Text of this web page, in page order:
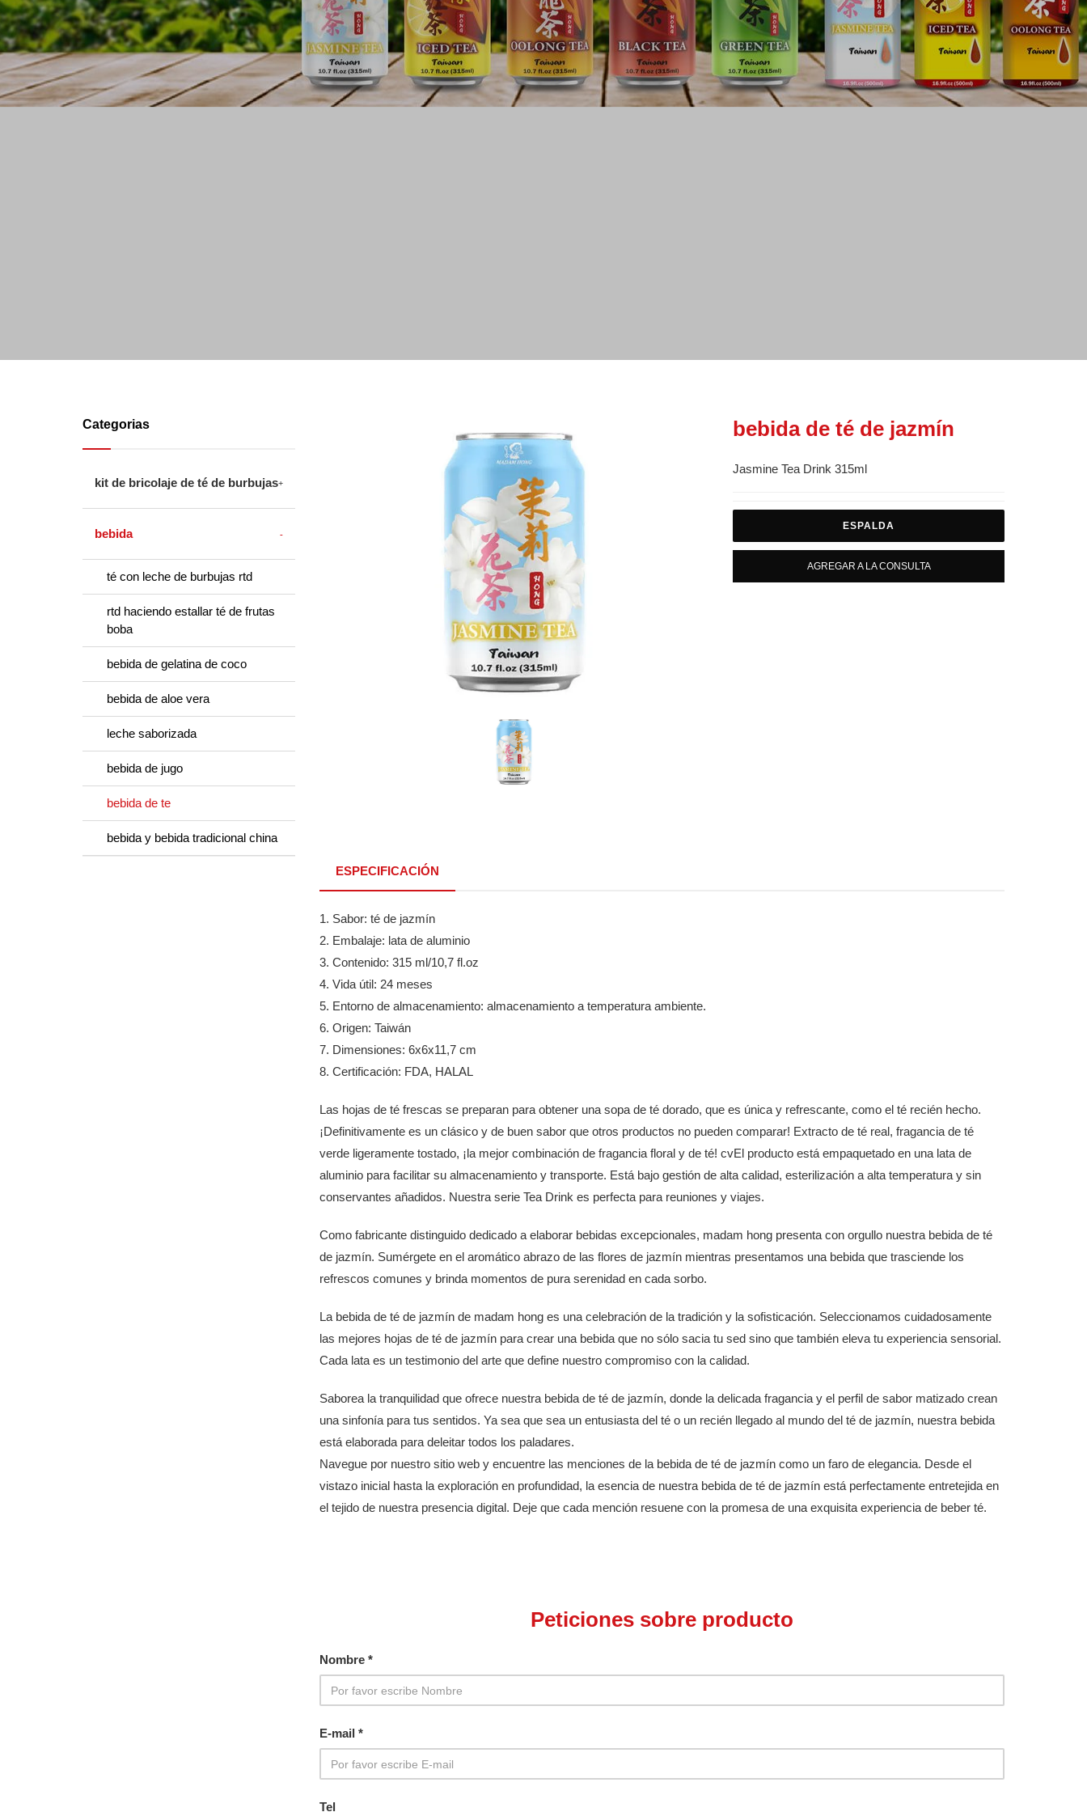
Categorias
kit de bricolaje de té de burbujas
bebida
té con leche de burbujas rtd
rtd haciendo estallar té de frutas
boba
bebida de gelatina de coco
bebida de aloe vera
leche saborizada
bebida de jugo
bebida de te
bebida y bebida tradicional china
bebida de té de jazmín
Jasmine Tea Drink 315ml
ESPALDA
AGREGAR A LA CONSULTA
ESPECIFICACIÓN
1. Sabor: té de jazmín
2. Embalaje: lata de aluminio
3. Contenido: 315 ml/10,7 fl.oz
4. Vida útil: 24 meses
5. Entorno de almacenamiento: almacenamiento a temperatura ambiente.
6. Origen: Taiwán
7. Dimensiones: 6x6x11,7 cm
8. Certificación: FDA, HALAL
Las hojas de té frescas se preparan para obtener una sopa de té dorado, que es única y refrescante, como el té recién hecho.
¡Definitivamente es un clásico y de buen sabor que otros productos no pueden comparar! Extracto de té real, fragancia de té
verde ligeramente tostado, ¡la mejor combinación de fragancia floral y de té! cvEl producto está empaquetado en una lata de
aluminio para facilitar su almacenamiento y transporte. Está bajo gestión de alta calidad, esterilización a alta temperatura y sin
conservantes añadidos. Nuestra serie Tea Drink es perfecta para reuniones y viajes.
Como fabricante distinguido dedicado a elaborar bebidas excepcionales, madam hong presenta con orgullo nuestra bebida de té
de jazmín. Sumérgete en el aromático abrazo de las flores de jazmín mientras presentamos una bebida que trasciende los
refrescos comunes y brinda momentos de pura serenidad en cada sorbo.
La bebida de té de jazmín de madam hong es una celebración de la tradición y la sofisticación. Seleccionamos cuidadosamente
las mejores hojas de té de jazmín para crear una bebida que no sólo sacia tu sed sino que también eleva tu experiencia sensorial.
Cada lata es un testimonio del arte que define nuestro compromiso con la calidad.
Saborea la tranquilidad que ofrece nuestra bebida de té de jazmín, donde la delicada fragancia y el perfil de sabor matizado crean
una sinfonía para tus sentidos. Ya sea que sea un entusiasta del té o un recién llegado al mundo del té de jazmín, nuestra bebida
está elaborada para deleitar todos los paladares.
Navegue por nuestro sitio web y encuentre las menciones de la bebida de té de jazmín como un faro de elegancia. Desde el
vistazo inicial hasta la exploración en profundidad, la esencia de nuestra bebida de té de jazmín está perfectamente entretejida en
el tejido de nuestra presencia digital. Deje que cada mención resuene con la promesa de una exquisita experiencia de beber té.
Peticiones sobre producto
Nombre *
E-mail *
Tel